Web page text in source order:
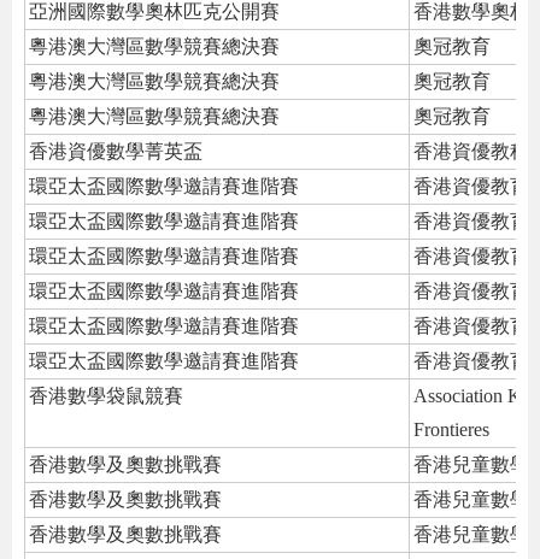
亞洲國際數學奧林匹克公開賽
香港數學奧林
粵港澳大灣區數學競賽總決賽
奧冠教育
粵港澳大灣區數學競賽總決賽
奧冠教育
粵港澳大灣區數學競賽總決賽
奧冠教育
香港資優數學菁英盃
香港資優教科
環亞太盃國際數學邀請賽進階賽
香港資優教育
環亞太盃國際數學邀請賽進階賽
香港資優教育
環亞太盃國際數學邀請賽進階賽
香港資優教育
環亞太盃國際數學邀請賽進階賽
香港資優教育
環亞太盃國際數學邀請賽進階賽
香港資優教育
環亞太盃國際數學邀請賽進階賽
香港資優教育
香港數學袋鼠競賽
Association
Frontieres
香港數學及奧數挑戰賽
香港兒童數學
香港數學及奧數挑戰賽
香港兒童數學
香港數學及奧數挑戰賽
香港兒童數學